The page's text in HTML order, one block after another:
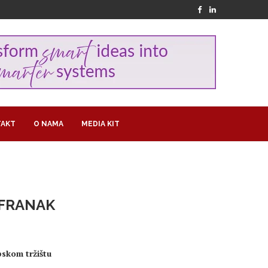
O NAMA MEDIA KIT
tržištu